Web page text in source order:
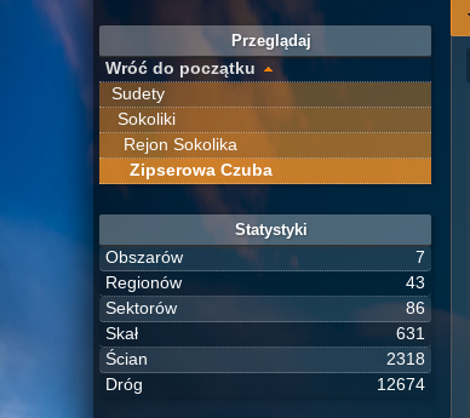
Przeglądaj
Wróć do początku
Sudety
Sokoliki
Rejon Sokolika
Zipserowa Czuba
Statystyki
Obszarów
7
Regionów
43
Sektorów
86
Skał
631
Ścian
2318
Dróg
12674